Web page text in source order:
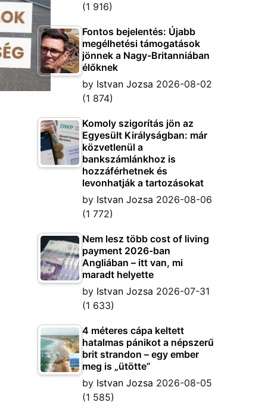
(1 916)
Fontos bejelentés: Újabb
megélhetési támogatások
jönnek a Nagy-Britanniában
élőknek
by Istvan Jozsa 2026-08-02
(1 874)
Komoly szigorítás jön az
Egyesült Királyságban: már
közvetlenül a
bankszámlánkhoz is
hozzáférhetnek és
levonhatják a tartozásokat
by Istvan Jozsa 2026-08-06
(1 772)
Nem lesz több cost of living
payment 2026-ban
Angliában – itt van, mi
maradt helyette
by Istvan Jozsa 2026-07-31
(1 633)
4 méteres cápa keltett
hatalmas pánikot a népszerű
brit strandon – egy ember
meg is „ütötte”
by Istvan Jozsa 2026-08-05
(1 585)